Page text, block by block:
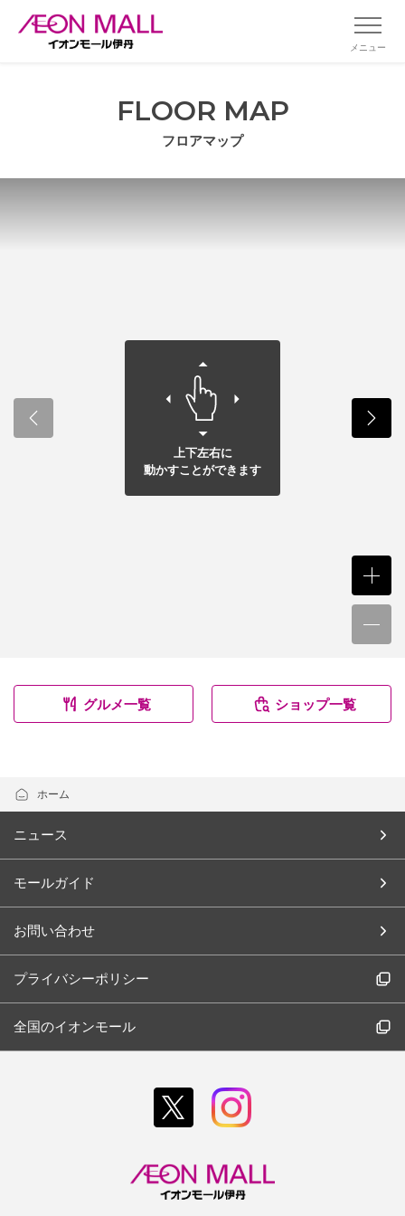
メニュー
FLOOR MAP
フロアマップ
上下左右に
動かすことができます
グルメ一覧 ショップ一覧
ホーム
ニュース
モールガイド
お問い合わせ
プライバシーポリシー
全国のイオンモール